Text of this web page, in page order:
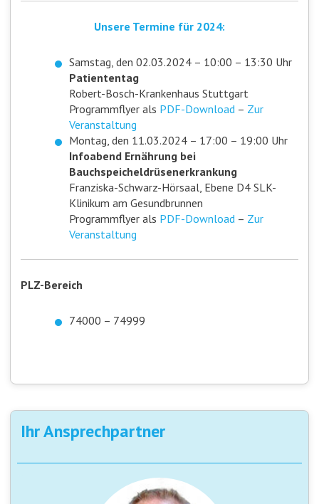
Unsere Termine für 2024:
Samstag, den 02.03.2024 – 10:00 – 13:30 Uhr
Patiententag
Robert-Bosch-Krankenhaus Stuttgart
Programmflyer als PDF-Download– Zur
Veranstaltung
Montag, den 11.03.2024 – 17:00 – 19:00 Uhr
Infoabend Ernährung bei
Bauchspeicheldrüsenerkrankung
Franziska-Schwarz-Hörsaal, Ebene D4 SLK-
Klinikum am Gesundbrunnen
Programmflyer als PDF-Download– Zur
Veranstaltung
PLZ-Bereich
74000 – 74999
Ihr Ansprechpartner